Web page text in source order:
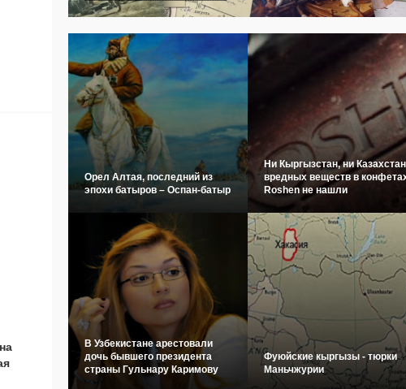
Орел Алтая, последний из
эпохи батыров – Оспан-батыр
Ни Кыргызстан, ни Казахстан
вредных веществ в
Roshen не нашли
В Узбекистане арестовали
дочь бывшего президента
страны Гульнару Каримову
Фуюйские кыргызы - тюрки
Маньчжурии